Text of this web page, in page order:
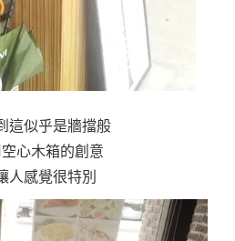
這似乎是牆擋般
心木箱的創意
人感覺很特別